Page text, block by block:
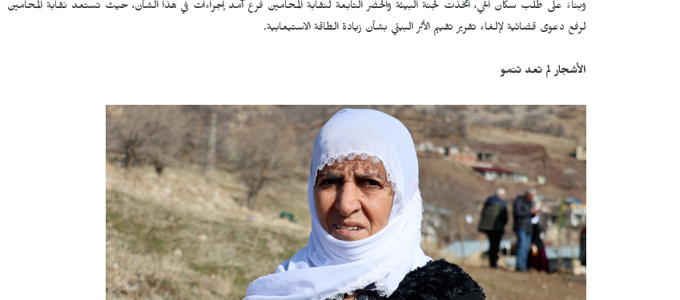
وبناءً على طلب سكان الحي، اتخذت لجنة البيئة والحضر التابعة لنقابة المحامين فرع آمد إجراءات في هذا الشأن، حيث تستعد نقابة المحامين
لرفع دعوى قضائية لإلغاء تقرير تقييم الأثر البيئي بشأن زيادة الطاقة الاستيعابية.
الأشجار لم تعد تنمو